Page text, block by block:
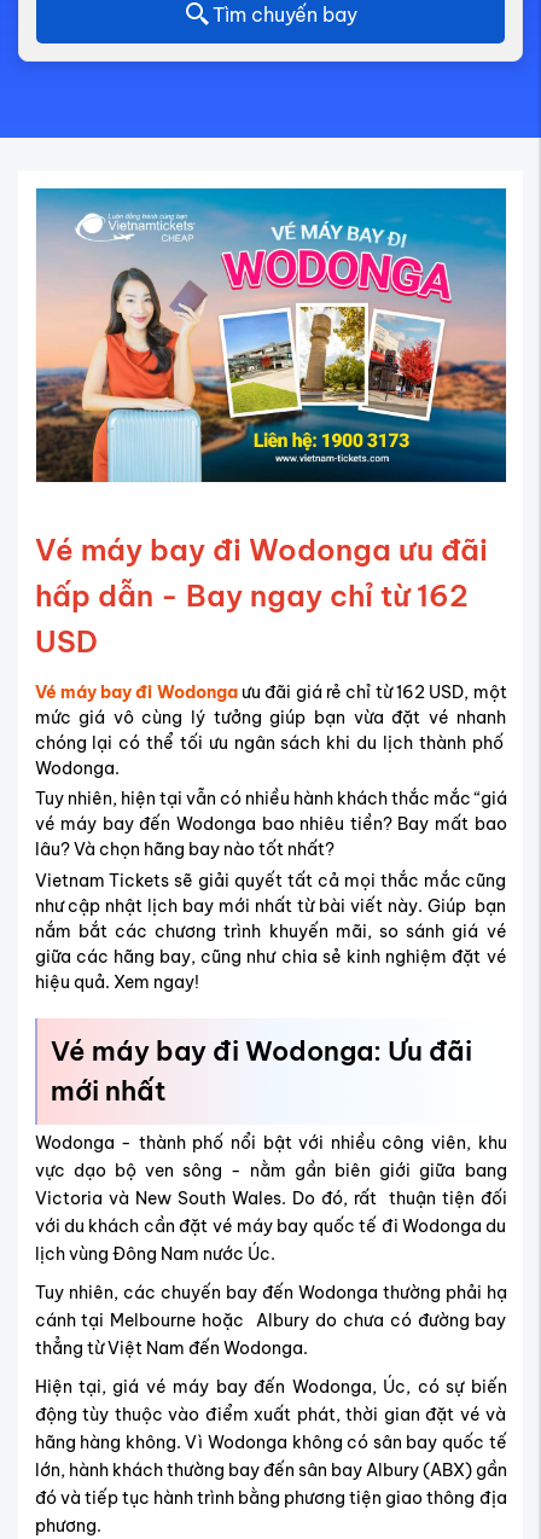
Tìm chuyến bay
Vé máy bay đi Wodonga ưu đãi
hấp dẫn - Bay ngay chỉ từ 162
USD
Vé máy bay đi Wodongaưu đãi giá rẻ chỉ từ 162 USD, một
mức giá vô cùng lý tưởng giúp bạn vừa đặt vé nhanh
chóng lại có thể tối ưu ngân sách khi du lịch thành phố
Wodonga.
Tuy nhiên, hiện tại vẫn có nhiều hành khách thắc mắc “giá
vé máy bay đến Wodonga bao nhiêu tiền? Bay mất bao
lâu? Và chọn hãng bay nào tốt nhất?
Vietnam Tickets sẽ giải quyết tất cả mọi thắc mắc cũng
như cập nhật lịch bay mới nhất từ bài viết này. Giúp bạn
nắm bắt các chương trình khuyến mãi, so sánh giá vé
giữa các hãng bay, cũng như chia sẻ kinh nghiệm đặt vé
hiệu quả. Xem ngay!
Vé máy bay đi Wodonga: Ưu đãi
mới nhất
Wodonga - thành phố nổi bật với nhiều công viên, khu
vực dạo bộ ven sông - nằm gần biên giới giữa bang
Victoria và New South Wales. Do đó, rất thuận tiện đối
với du khách cần đặt vé máy bay quốc tế đi Wodonga du
lịch vùng Đông Nam nước Úc.
Tuy nhiên, các chuyến bay đến Wodonga thường phải hạ
cánh tại Melbourne hoặc Albury do chưa có đường bay
thẳng từ Việt Nam đến Wodonga.
Hiện tại, giá vé máy bay đến Wodonga, Úc, có sự biến
động tùy thuộc vào điểm xuất phát, thời gian đặt vé và
hãng hàng không. Vì Wodonga không có sân bay quốc tế
lớn, hành khách thường bay đến sân bay Albury (ABX) gần
đó và tiếp tục hành trình bằng phương tiện giao thông địa
phương.